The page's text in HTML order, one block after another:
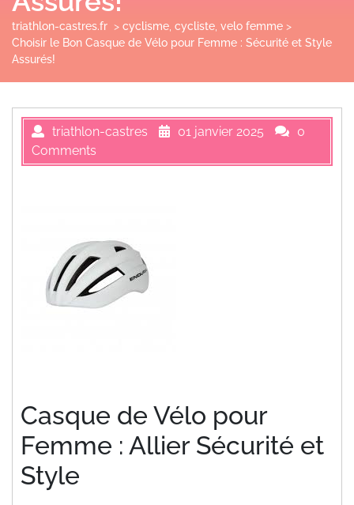
triathlon-castres.fr > cyclisme cycliste velo femme >
Choisir le Bon Casque de Vélo pour Femme : Sécurité et Style
Assurés!
triathlon-castres 01 janvier 2025
0
Comments
Casque de Vélo pour
Femme : Allier Sécurité et
Style